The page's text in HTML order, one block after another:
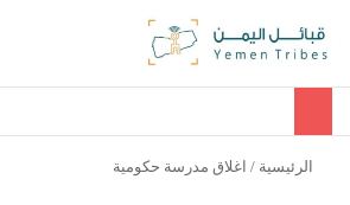
الرئيسية / اغلاق مدرسة حكومية